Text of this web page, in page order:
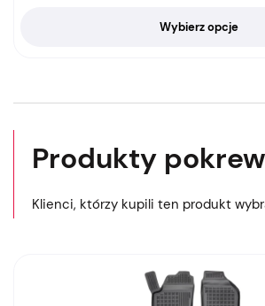
Wybierz opcje
Produkty
Klienci, którzy kupili ten produkt